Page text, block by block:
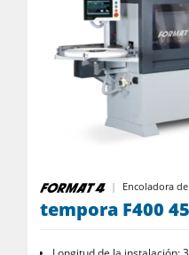
Encoladora
tempora F400